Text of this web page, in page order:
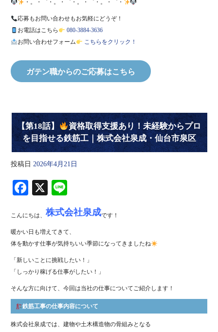
・。・゜・。・゜・。・゜・。・゜・
応募もお問い合わせもお気軽にどうぞ！
お電話はこちら
080-3884-3636
お問い合わせフォーム
こちらをクリック！
ガテン職からのご応募はこちら
【第18話】
資格取得支援あり！未経験からプロ
を目指せる鉄筋工｜株式会社泉成・仙台市泉区
投稿日 2026年4月21日
Fa
bo
ok
X
ne
こんにちは、株式会社泉成です！
暖かい日も増えてきて、
体を動かす仕事が気持ちいい季節になってきましたね
「新しいことに挑戦したい！」
「しっかり稼げる仕事がしたい！」
そんな方に向けて、今回は当社の仕事についてご紹介します！
鉄筋工事の仕事内容について
株式会社泉成では、建物や土木構造物の骨組みとなる